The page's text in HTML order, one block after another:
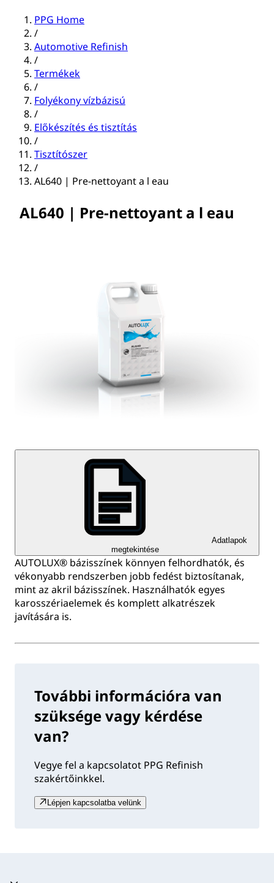
PPG Home
/
Automotive Refinish
/
Termékek
/
Folyékony vízbázisú
/
Előkészítés és tisztítás
/
Tisztítószer
/
AL640 | Pre-nettoyant a l eau
AL640 | Pre-nettoyant a l eau
Adatlapok
megtekintése
AUTOLUX® bázisszínek könnyen felhordhatók, és
vékonyabb rendszerben jobb fedést biztosítanak,
mint az akril bázisszínek. Használhatók egyes
karosszériaelemek és komplett alkatrészek
javítására is.
További információra van
szüksége vagy kérdése
van?
Vegye fel a kapcsolatot PPG Refinish
szakértőinkkel.
Lépjen kapcsolatba velünk